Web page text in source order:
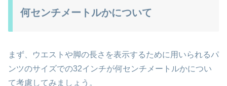
何センチメートルかについて
まず、ウエストや脚の長さを表示するために用いられるパ
ンツのサイズでの32インチが何センチメートルかについ
て考慮してみましょう。